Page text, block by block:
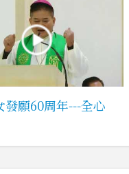
發願60周年---全心